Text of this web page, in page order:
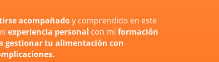
acompañadoy comprendido en este
experiencia personal con mi formación
gestionar tu alimentación con